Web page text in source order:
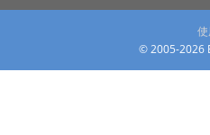
© 2005-2026